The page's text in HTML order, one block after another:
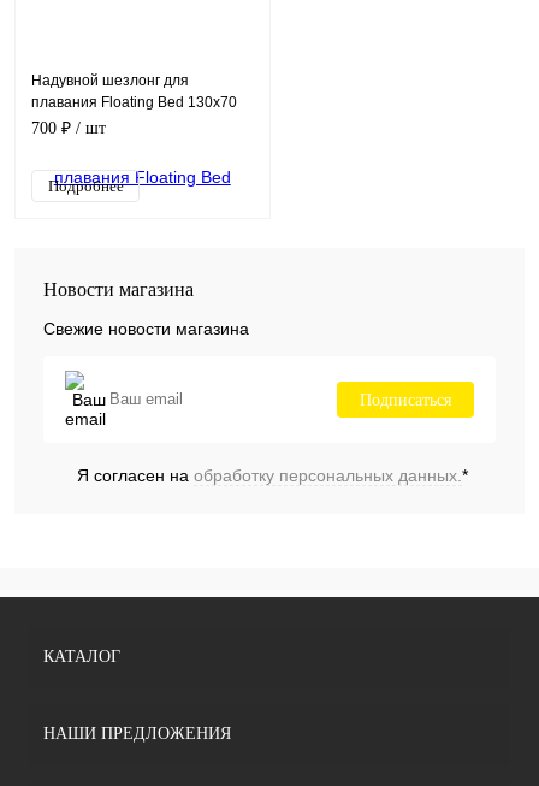
Надувной шезлонг для
плавания Floating Bed 130x70
см, цвет Голубой
700 ₽ / шт
Подробнее
Новости магазина
Свежие новости магазина
Подписаться
Я согласен на обработку персональных данных.*
КАТАЛОГ
НАШИ ПРЕДЛОЖЕНИЯ